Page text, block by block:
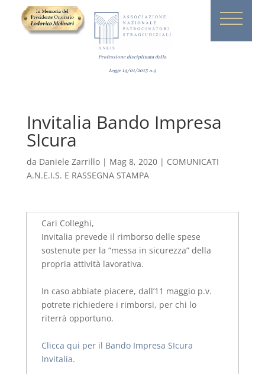
Professione disciplinata dalla
Legge14/01/2013n.4
Invitalia Bando Impresa
SIcura
da Daniele Zarrillo| Mag 8, 2020| COMUNICATI
A.N.E.I.S. E RASSEGNA STAMPA
Cari Colleghi,
Invitalia prevede il rimborso delle spese
sostenute per la “messa in sicurezza” della
propria attività lavorativa.
In caso abbiate piacere, dall’11 maggio p.v.
potrete richiedere i rimborsi, per chi lo
riterrà opportuno.
Clicca qui per il Bando Impresa SIcura
Invitalia.